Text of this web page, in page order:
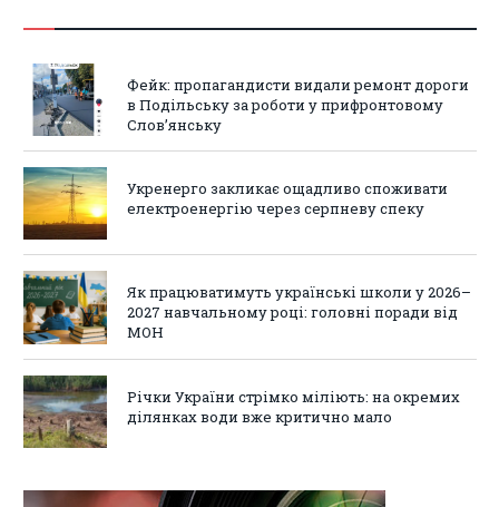
Фейк: пропагандисти видали ремонт дороги
в Подільську за роботи у прифронтовому
Слов’янську
Укренерго закликає ощадливо споживати
електроенергію через серпневу спеку
Як працюватимуть українські школи у 2026–
2027 навчальному році: головні поради від
МОН
Річки України стрімко міліють: на окремих
ділянках води вже критично мало